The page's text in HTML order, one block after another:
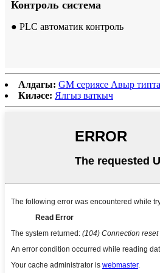
Контроль система
● PLC автоматик контроль
Алдагы: GM сериясе Авыр
Киләсе: Ялгыз ваткыч